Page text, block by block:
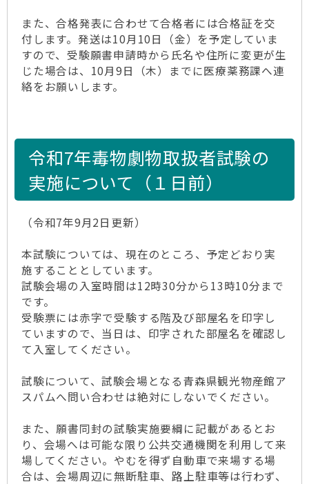
また、合格発表に合わせて合格者には合格証を交
付します。発送は10月10日（金）を予定していま
すので、受験願書申請時から氏名や住所に変更が生
じた場合は、10月9日（木）までに医療薬務課へ連
絡をお願いします。
令和7年毒物劇物取扱者試験の
実施について（１日前）
（令和7年9月2日更新）
本試験については、現在のところ、予定どおり実
施することとしています。
試験会場の入室時間は12時30分から13時10分まで
です。
受験票には赤字で受験する階及び部屋名を印字し
ていますので、当日は、印字された部屋名を確認し
て入室してください。
試験について、試験会場となる青森県観光物産館ア
スパムへ問い合わせは絶対にしないでください。
また、願書同封の試験実施要綱に記載があるとお
り、会場へは可能な限り公共交通機関を利用して来
場してください。やむを得ず自動車で来場する場
合は、会場周辺に無断駐車、路上駐車等は行わず、